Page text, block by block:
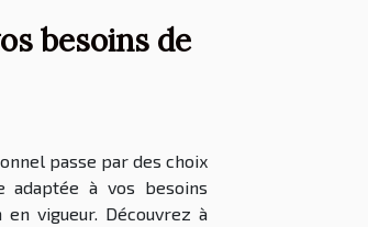
besoins de
passe par des choix
adaptée à vos besoins
vigueur. Découvrez à